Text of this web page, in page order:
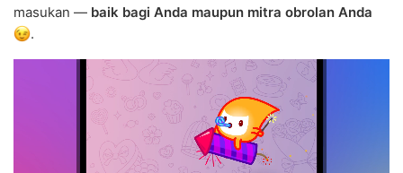
masukan — baik bagi Anda maupun mitra obrolan Anda
.